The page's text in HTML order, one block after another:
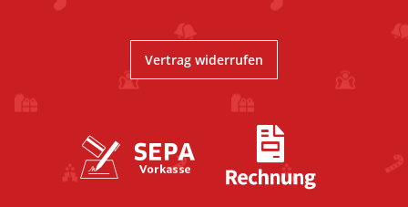
Vertrag widerrufen